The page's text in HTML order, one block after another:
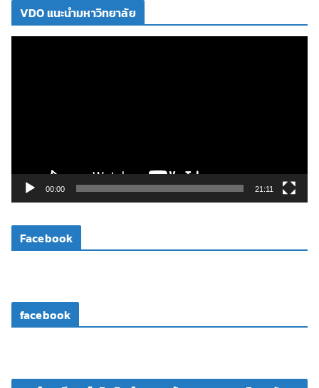
VDO แนะนำมหาวิทยาลัย
ดี
โ
00:00 21:11
Facebook
facebook